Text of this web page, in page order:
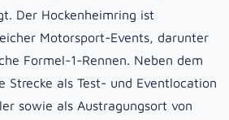
Der Hockenheimring ist
Motorsport-Events, darunter
Formel-1-Rennen. Neben dem
Strecke als Test- und Eventlocation
sowie als Austragungsort von